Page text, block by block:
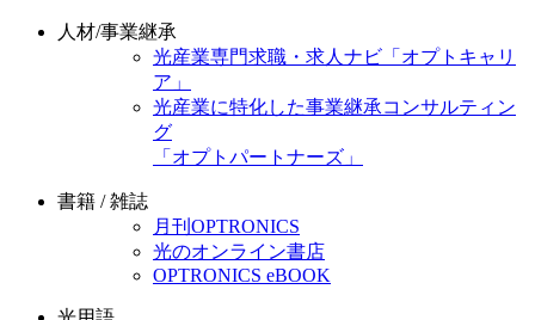
人材/事業継承
光産業専門求職・求人ナビ「オプトキャリ
ア」
光産業に特化した事業継承コンサルティン
グ
「オプトパートナーズ」
書籍 / 雑誌
月刊OPTRONICS
光のオンライン書店
OPTRONICS eBOOK